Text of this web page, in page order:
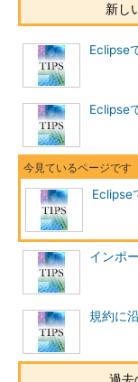
新し
Eclipse
Eclipse
Eclipse
インポ
規約に
過去